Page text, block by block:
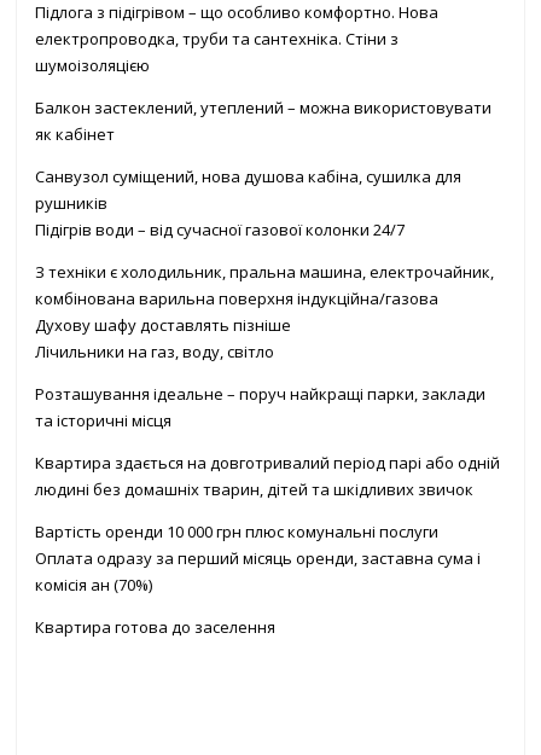
Підлога з підігрівом – що особливо комфортно. Нова
електропроводка, труби та сантехніка. Стіни з
шумоізоляцією
Балкон застеклений, утеплений – можна використовувати
як кабінет
Санвузол суміщений, нова душова кабіна, сушилка для
рушників
Підігрів води – від сучасної газової колонки 24/7
З техніки є холодильник, пральна машина, електрочайник,
комбінована варильна поверхня індукційна/газова
Духову шафу доставлять пізніше
Лічильники на газ, воду, світло
Розташування ідеальне – поруч найкращі парки, заклади
та історичні місця
Квартира здається на довготривалий період парі або одній
людині без домашніх тварин, дітей та шкідливих звичок
Вартість оренди 10 000 грн плюс комунальні послуги
Оплата одразу за перший місяць оренди, заставна сума і
комісія ан (70%)
Квартира готова до заселення